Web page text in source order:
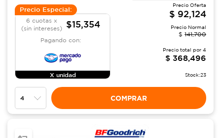
Precio Especial:
6 cuotas x
(sin intereses)
$15,354
Pagando con:
X unidad
Precio Oferta
$ 92,124
Precio Normal
$ 141,700
Precio total por 4
$ 368,496
Stock:23
COMPRAR